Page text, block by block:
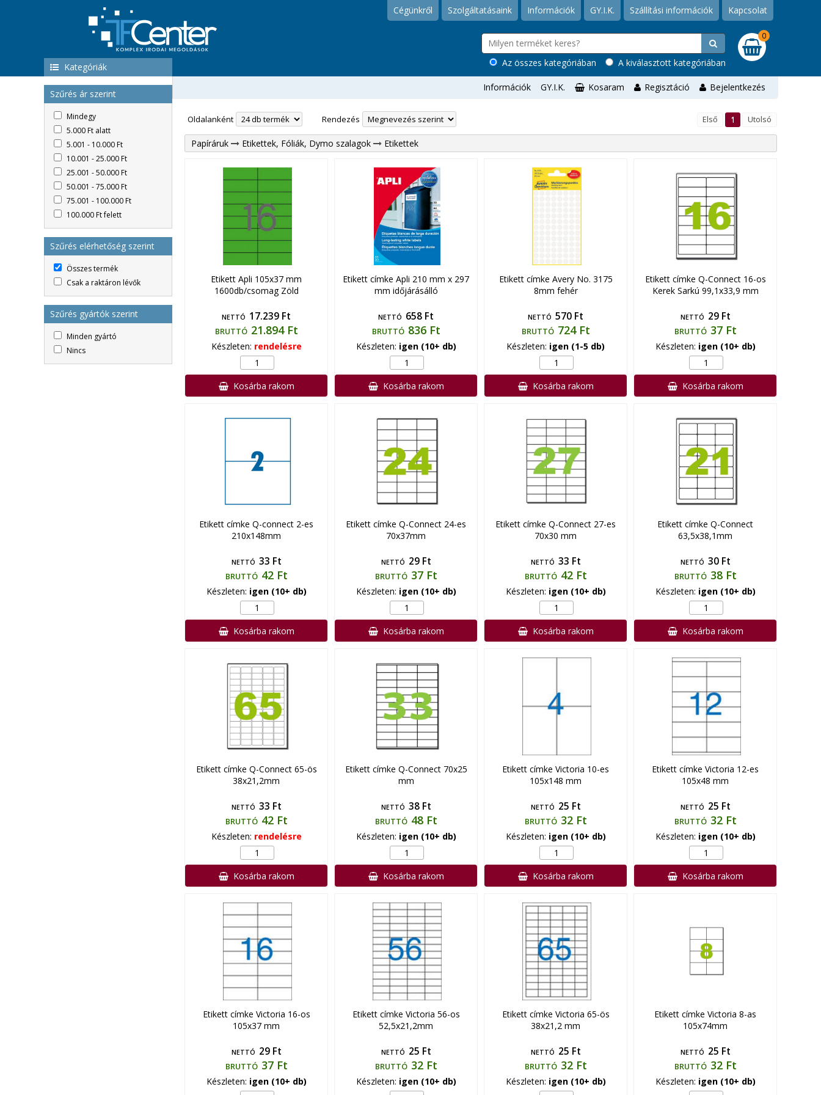
Cégünkről Szolgáltatásaink Információk GY.I.K. Szállítási információk Kapcsolat
A kiválasztott kategóriában
Az összes kategóriában
0
Kategóriák
Szűrés ár szerint
Mindegy
5.000 Ft alatt
5.001 - 10.000 Ft
10.001 - 25.000 Ft
25.001 - 50.000 Ft
50.001 - 75.000 Ft
75.001 - 100.000 Ft
100.000 Ft felett
Szűrés elérhetőség szerint
Összes termék
Csak a raktáron lévők
Szűrés gyártók szerint
Minden gyártó
Nincs
Információk GY.I.K. Kosaram Regisztáció Bejelentkezés
Oldalanként Rendezés Első 1 Utolsó
Papíráruk Etikettek, Fóliák, Dymo szalagok Etikettek
Etikett Apli 105x37 mm
1600db/csomag Zöld
NETTÓ 17.239 Ft
BRUTTÓ 21.894 Ft
Készleten: rendelésre
Kosárba rakom
Etikett címke Apli 210 mm x 297
mm időjárásálló
NETTÓ 658 Ft
BRUTTÓ 836 Ft
Készleten: igen (10+ db)
Kosárba rakom
Etikett címke Avery No. 3175
8mm fehér
NETTÓ 570 Ft
BRUTTÓ 724 Ft
Készleten: igen (1-5 db)
Kosárba rakom
Etikett címke Q-Connect 16-os
Kerek Sarkú 99,1x33,9 mm
NETTÓ 29 Ft
BRUTTÓ 37 Ft
Készleten: igen (10+ db)
Kosárba rakom
Etikett címke Q-connect 2-es
210x148mm
NETTÓ 33 Ft
BRUTTÓ 42 Ft
Készleten: igen (10+ db)
Kosárba rakom
Etikett címke Q-Connect 24-es
70x37mm
NETTÓ 29 Ft
BRUTTÓ 37 Ft
Készleten: igen (10+ db)
Kosárba rakom
Etikett címke Q-Connect 27-es
70x30 mm
NETTÓ 33 Ft
BRUTTÓ 42 Ft
Készleten: igen (10+ db)
Kosárba rakom
Etikett címke Q-Connect
63,5x38,1mm
NETTÓ 30 Ft
BRUTTÓ 38 Ft
Készleten: igen (10+ db)
Kosárba rakom
Etikett címke Q-Connect 65-ös
38x21,2mm
NETTÓ 33 Ft
BRUTTÓ 42 Ft
Készleten: rendelésre
Kosárba rakom
Etikett címke Q-Connect 70x25
mm
NETTÓ 38 Ft
BRUTTÓ 48 Ft
Készleten: igen (10+ db)
Kosárba rakom
Etikett címke Victoria 10-es
105x148 mm
NETTÓ 25 Ft
BRUTTÓ 32 Ft
Készleten: igen (10+ db)
Kosárba rakom
Etikett címke Victoria 12-es
105x48 mm
NETTÓ 25 Ft
BRUTTÓ 32 Ft
Készleten: igen (10+ db)
Kosárba rakom
Etikett címke Victoria 16-os
105x37 mm
NETTÓ 29 Ft
BRUTTÓ 37 Ft
Készleten: igen (10+ db)
Etikett címke Victoria 56-os
52,5x21,2mm
NETTÓ 25 Ft
BRUTTÓ 32 Ft
Készleten: igen (10+ db)
Etikett címke Victoria 65-ös
38x21,2 mm
NETTÓ 25 Ft
BRUTTÓ 32 Ft
Készleten: igen (10+ db)
Etikett címke Victoria 8-as
105x74mm
NETTÓ 25 Ft
BRUTTÓ 32 Ft
Készleten: igen (10+ db)